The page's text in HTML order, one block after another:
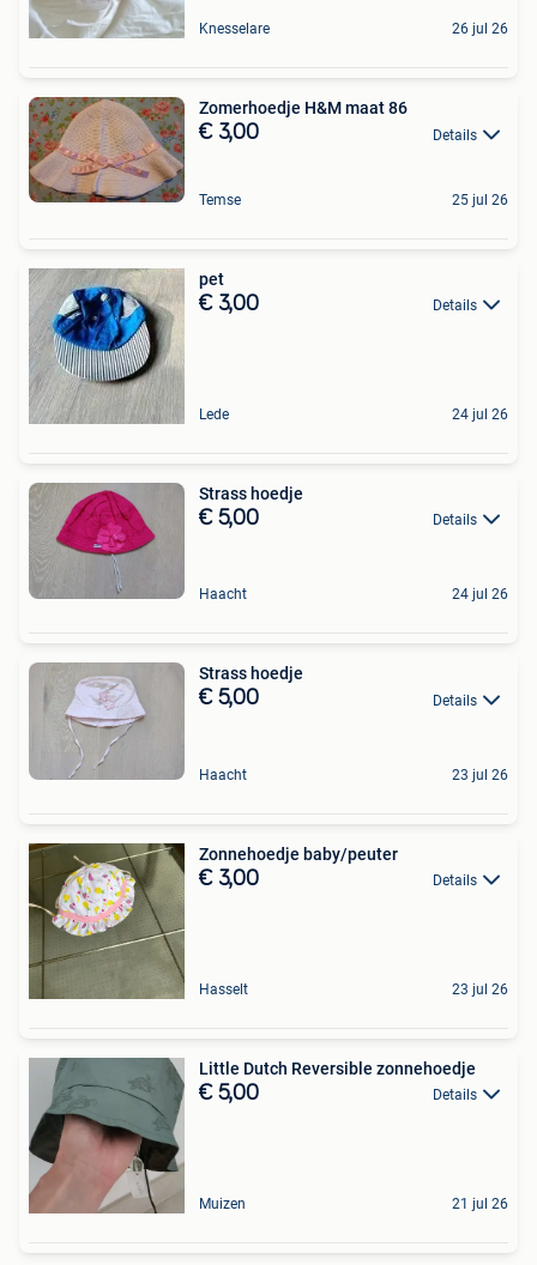
Knesselare 26 jul 26
Zomerhoedje H&M maat 86
€ 3,00 Details
Temse 25 jul 26
pet
€ 3,00 Details
Lede 24 jul 26
Strass hoedje
€ 5,00 Details
Haacht 24 jul 26
Strass hoedje
€ 5,00 Details
Haacht 23 jul 26
Zonnehoedje baby/peuter
€ 3,00 Details
Hasselt 23 jul 26
Little Dutch Reversible zonnehoedje
€ 5,00 Details
Muizen 21 jul 26